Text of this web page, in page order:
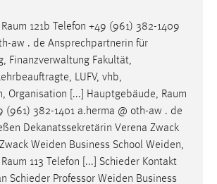
Raum 121b Telefon +49 (961) 382-1409
aw . de Ansprechpartnerin für
Finanzverwaltung Fakultät,
LUFV, vhb,
, Organisation [...] Hauptgebäude, Raum
(961) 382-1401 a.herma @ oth-aw . de
Dekanatssekretärin Verena Zwack
Weiden Business School Weiden,
Raum 113 Telefon [...] Schieder Kontakt
Schieder Professor Weiden Business